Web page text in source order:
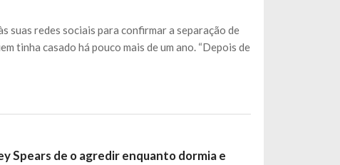
suas redes sociais para confirmar a separação de
tinha casado há pouco mais de um ano. “Depois de
Spears de o agredir enquanto dormia e